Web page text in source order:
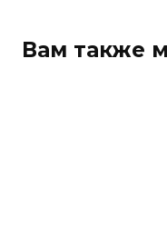
Вам также